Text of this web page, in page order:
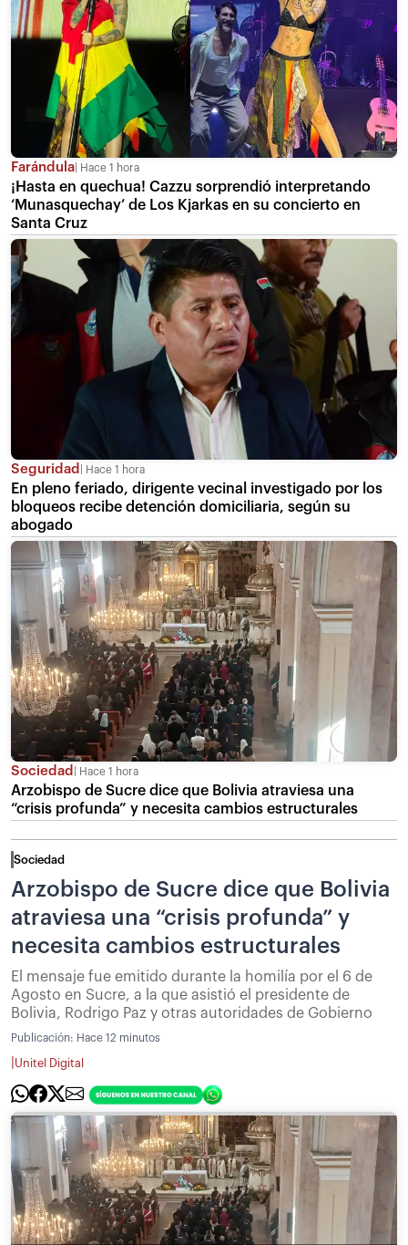
Farándula Hace 1 hora
¡Hasta en quechua! Cazzu sorprendió interpretando
‘Munasquechay’ de Los Kjarkas en su concierto en
Santa Cruz
Seguridad Hace 1 hora
En pleno feriado, dirigente vecinal investigado por los
bloqueos recibe detención domiciliaria, según su
abogado
Sociedad Hace 1 hora
Arzobispo de Sucre dice que Bolivia atraviesa una
“crisis profunda” y necesita cambios estructurales
Sociedad
Arzobispo de Sucre dice que Bolivia
atraviesa una “crisis profunda” y
necesita cambios estructurales
El mensaje fue emitido durante la homilía por el 6 de
Agosto en Sucre, a la que asistió el presidente de
Bolivia, Rodrigo Paz y otras autoridades de Gobierno
Publicación: Hace 12 minutos
Unitel Digital